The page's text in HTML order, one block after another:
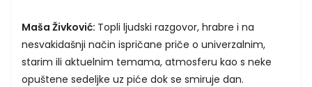
Maša Živković: Topli ljudski razgovor, hrabre i na
nesvakidašnji način ispričane priče o univerzalnim,
starim ili aktuelnim temama, atmosferu kao s neke
opuštene sedeljke uz piće dok se smiruje dan.